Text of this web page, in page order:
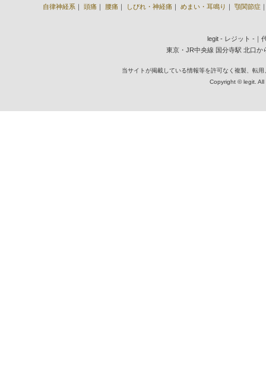
自律神経系 ｜ 頭痛 ｜ 腰痛 ｜ しびれ・神経痛 ｜ めまい・耳鳴り ｜ 顎関節症
legit - レジット -
東京・JR中央線 国分寺駅 北口か
当サイトが掲載している情報等を許可なく複製、転
Copyright © legit.